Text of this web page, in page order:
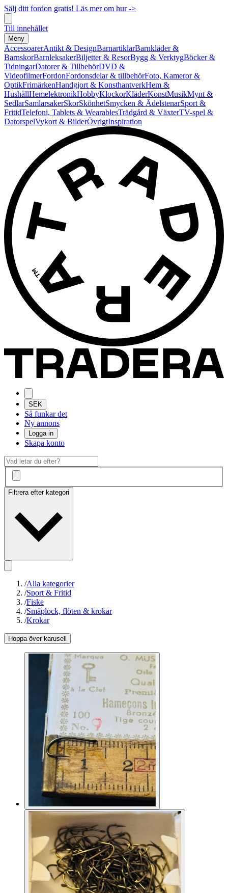
Sälj ditt fordon gratis! Läs mer om hur ->
Till innehållet
Meny
AccessoarerAntikt & DesignBarnartiklarBarnkläder &
BarnskorBarnleksakerBiljetter & ResorBygg & VerktygBöcker &
TidningarDatorer & TillbehörDVD &
VideofilmerFordonFordonsdelar & tillbehörFoto, Kameror &
OptikFrimärkenHandgjort & KonsthantverkHem &
HushållHemelektronikHobbyKlockorKläderKonstMusikMynt &
SedlarSamlarsakerSkorSkönhetSmycken & ÄdelstenarSport &
FritidTelefoni, Tablets & WearablesTrädgård & VäxterTV-spel &
DatorspelVykort & BilderÖvrigtInspiration
SEK
Så funkar det
Ny annons
Logga in
Skapa konto
Filtrera efter kategori
/Alla kategorier
/Sport & Fritid
/Fiske
/Småplock, flöten & krokar
/Krokar
Hoppa över karusell